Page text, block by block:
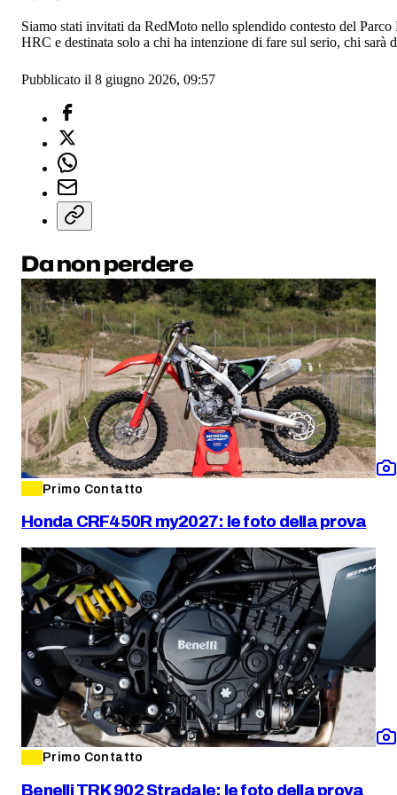
Siamo stati invitati da RedMoto nello splendido contesto del
HRC e destinata solo a chi ha intenzione di fare sul serio, chi sarà
Pubblicato il 8 giugno 2026, 09:57
Da non perdere
Primo Contatto
Honda CRF450R my2027: le foto della prova
Primo Contatto
Benelli TRK 902 Stradale: le foto della prova